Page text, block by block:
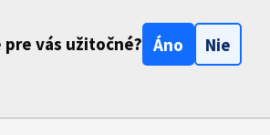
vás užitočné? Áno Nie